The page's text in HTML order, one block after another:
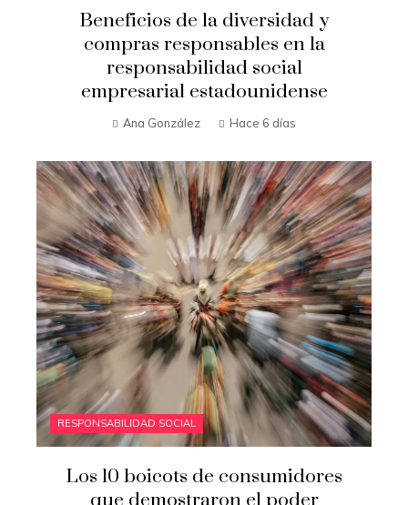
Beneficios de la diversidad y
compras responsables en la
responsabilidad social
empresarial estadounidense
Ana González Hace 6 días
RESPONSABILIDAD SOCIAL
Los 10 boicots de consumidores
que demostraron el poder